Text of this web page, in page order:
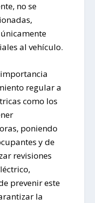
no se
al vehículo.
regular a
como los
poniendo
y de
revisiones
prevenir este
la